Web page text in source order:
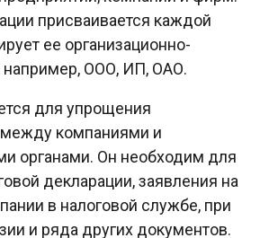
присваивается каждой
ее организационно-
ООО, ИП, ОАО.
для упрощения
компаниями и
органами. Он необходим для
декларации, заявления на
в налоговой службе, при
и ряда других документов.